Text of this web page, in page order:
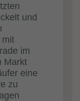
und
mit
im
Markt
eine
zu